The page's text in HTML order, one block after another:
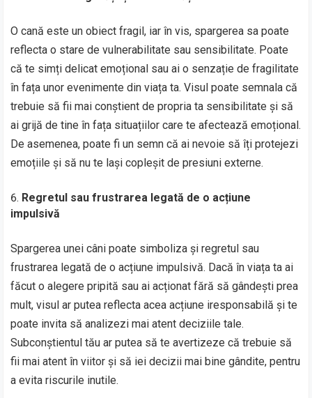
O cană este un obiect fragil, iar în vis, spargerea sa poate
reflecta o stare de vulnerabilitate sau sensibilitate. Poate
că te simți delicat emoțional sau ai o senzație de fragilitate
în fața unor evenimente din viața ta. Visul poate semnala că
trebuie să fii mai conștient de propria ta sensibilitate și să
ai grijă de tine în fața situațiilor care te afectează emoțional.
De asemenea, poate fi un semn că ai nevoie să îți protejezi
emoțiile și să nu te lași copleșit de presiuni externe.
Regretul sau frustrarea legată de o acțiune
impulsivă
Spargerea unei câni poate simboliza și regretul sau
frustrarea legată de o acțiune impulsivă. Dacă în viața ta ai
făcut o alegere pripită sau ai acționat fără să gândești prea
mult, visul ar putea reflecta acea acțiune iresponsabilă și te
poate invita să analizezi mai atent deciziile tale.
Subconștientul tău ar putea să te avertizeze că trebuie să
fii mai atent în viitor și să iei decizii mai bine gândite, pentru
a evita riscurile inutile.